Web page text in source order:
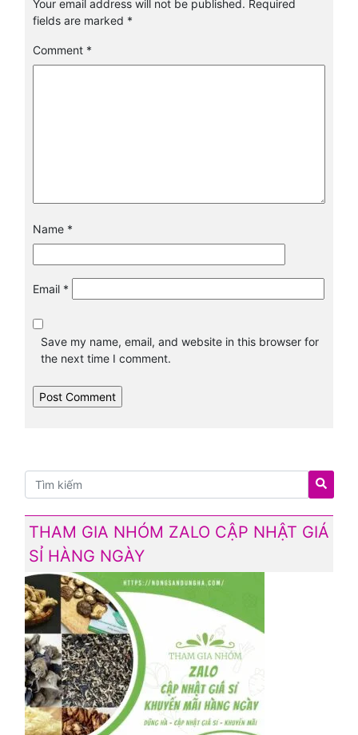
Your email address will not be published. Required
fields are marked *
Comment *
Name *
Email *
Save my name, email, and website in this browser for
the next time I comment.
THAM GIA NHÓM ZALO CẬP NHẬT GIÁ
SỈ HÀNG NGÀY